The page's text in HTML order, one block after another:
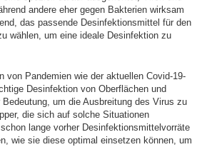
andere eher gegen Bakterien wirksam
das passende Desinfektionsmittel für den
wählen, um eine ideale Desinfektion zu
von Pandemien wie der aktuellen Covid-19-
Desinfektion von Oberflächen und
Bedeutung, um die Ausbreitung des Virus zu
die sich auf solche Situationen
lange vorher Desinfektionsmittelvorräte
wie sie diese optimal einsetzen können, um